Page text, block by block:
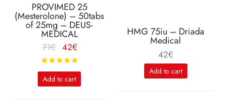
PROVIMED 25
(Mesterolone) – 50tabs
of 25mg – DEUS-
MEDICAL
71€
Le
prix
initial
était :
42€
actuel
Add to cart
HMG 75iu – Driada
Medical
42€
Add to cart